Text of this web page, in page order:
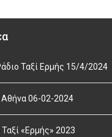
Ταξί Ερμής 15/4/2024
06-02-2024
«Ερμής» 2023